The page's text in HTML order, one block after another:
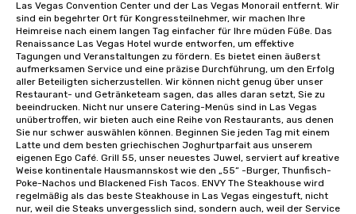
Las Vegas Convention Center und der Las Vegas Monorail entfernt. Wir
sind ein begehrter Ort für Kongressteilnehmer, wir machen Ihre
Heimreise nach einem langen Tag einfacher für Ihre müden Füße. Das
Renaissance Las Vegas Hotel wurde entworfen, um effektive
Tagungen und Veranstaltungen zu fördern. Es bietet einen äußerst
aufmerksamen Service und eine präzise Durchführung, um den Erfolg
aller Beteiligten sicherzustellen. Wir können nicht genug über unser
Restaurant- und Getränketeam sagen, das alles daran setzt, Sie zu
beeindrucken. Nicht nur unsere Catering-Menüs sind in Las Vegas
unübertroffen, wir bieten auch eine Reihe von Restaurants, aus denen
Sie nur schwer auswählen können. Beginnen Sie jeden Tag mit einem
Latte und dem besten griechischen Joghurtparfait aus unserem
eigenen Ego Café. Grill 55, unser neuestes Juwel, serviert auf kreative
Weise kontinentale Hausmannskost wie den „55“ -Burger, Thunfisch-
Poke-Nachos und Blackened Fish Tacos. ENVY The Steakhouse wird
regelmäßig als das beste Steakhouse in Las Vegas eingestuft, nicht
nur, weil die Steaks unvergesslich sind, sondern auch, weil der Service